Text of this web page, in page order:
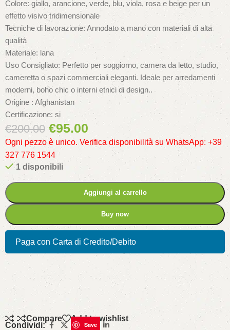
Colore: giallo, arancione, verde, blu, viola, rosa e beige per un
effetto visivo tridimensionale
Tecniche di lavorazione: Annodato a mano con materiali di alta
qualità
Materiale: lana
Uso Consigliato: Perfetto per soggiorno, camera da letto, studio,
cameretta o spazi commerciali eleganti. Ideale per arredamenti
moderni, boho chic o interni etnici di design..
Origine : Afghanistan
Certificazione: si
€200.00 €95.00
Ogni pezzo è unico. Verifica disponibilità su WhatsApp: +39
327 776 1544
1 disponibili
Aggiungi al carrello
Buy now
Paga con Carta di Credito/Debito
Compare Add to wishlist
Condividi: Save